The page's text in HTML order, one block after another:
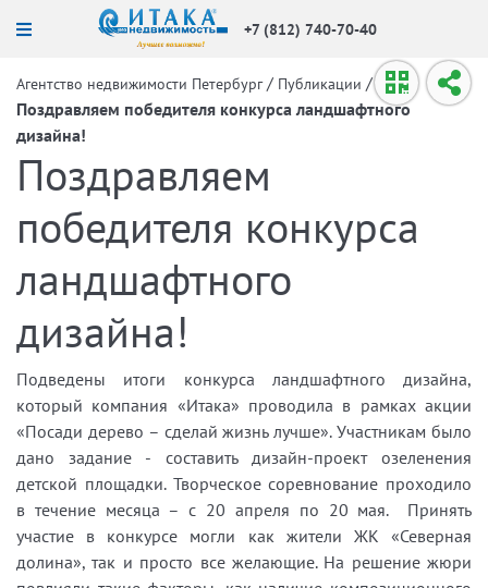
+7 (812) 740-70-40
Агентство недвижимости Петербург / Публикации /
Поздравляем победителя конкурса ландшафтного
дизайна!
Поздравляем
победителя конкурса
ландшафтного
дизайна!
Подведены итоги конкурса ландшафтного дизайна,
который компания «Итака» проводила в рамках акции
«Посади дерево – сделай жизнь лучше». Участникам было
дано задание - составить дизайн-проект озеленения
детской площадки. Творческое соревнование проходило
в течение месяца – с 20 апреля по 20 мая. Принять
участие в конкурсе могли как жители ЖК «Северная
долина», так и просто все желающие. На решение жюри